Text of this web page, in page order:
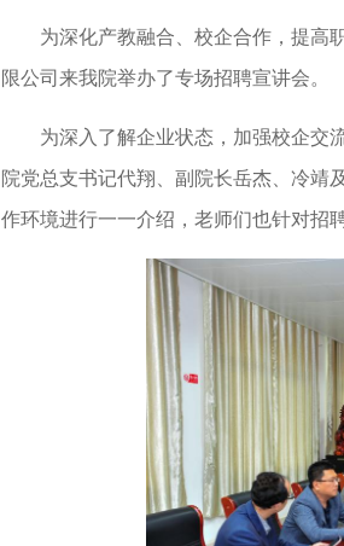
为深化产教融合、校企合作，提高
限公司来我院举办了专场招聘宣讲会。
为深入了解企业状态，加强校企交
院党总支书记代翔、副院长岳杰、冷靖
作环境进行一一介绍，老师们也针对招